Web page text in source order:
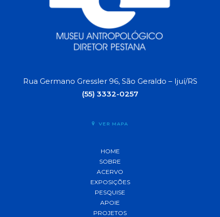
Rua Germano Gressler 96, São Geraldo – Ijuí/RS
(55) 3332-0257
VER MAPA
HOME
SOBRE
ACERVO
EXPOSIÇÕES
PESQUISE
APOIE
PROJETOS